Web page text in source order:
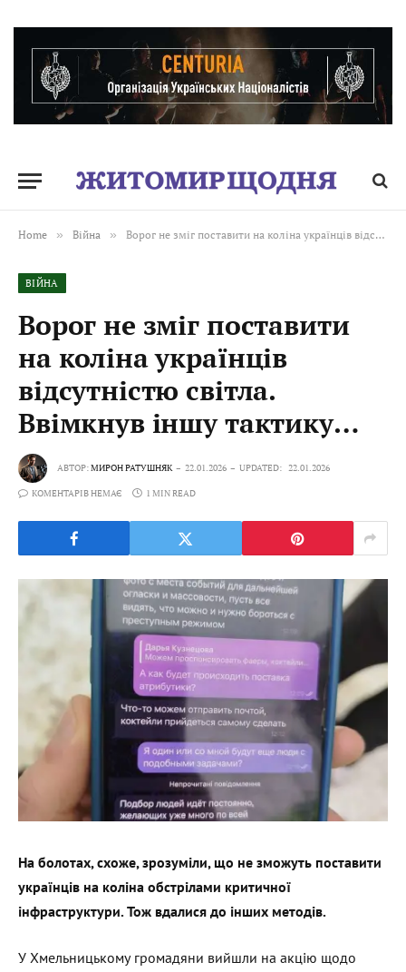
Home » Війна » Ворог не зміг поставити на коліна українців відсутністю світла. Ввімкнув іншу тактику…
ВІЙНА
Ворог не зміг поставити
на коліна українців
відсутністю світла.
Ввімкнув іншу тактику…
АВТОР:МИРОН РАТУШНЯК 22.01.2026 UPDATED: 22.01.2026
КОМЕНТАРІВ НЕМАЄ 1 MIN READ
На болотах, схоже, зрозуміли, що не зможуть поставити
українців на коліна обстрілами критичної
інфраструктури. Тож вдалися до інших методів.
У Хмельницькому громадяни вийшли на акцію щодо